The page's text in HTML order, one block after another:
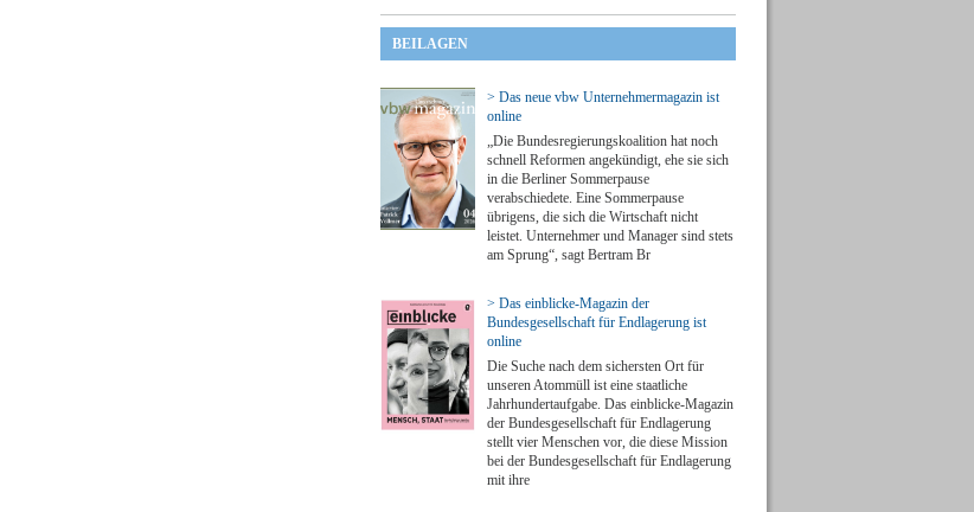
BEILAGEN
> Das neue vbw Unternehmermagazin ist
online
„Die Bundesregierungskoalition hat noch
schnell Reformen angekündigt, ehe sie sich
in die Berliner Sommerpause
verabschiedete. Eine Sommerpause
übrigens, die sich die Wirtschaft nicht
leistet. Unternehmer und Manager sind stets
am Sprung“, sagt Bertram Br
> Das einblicke-Magazin der
Bundesgesellschaft für Endlagerung ist
online
Die Suche nach dem sichersten Ort für
unseren Atommüll ist eine staatliche
Jahrhundertaufgabe. Das einblicke-Magazin
der Bundesgesellschaft für Endlagerung
stellt vier Menschen vor, die diese Mission
bei der Bundesgesellschaft für Endlagerung
mit ihre